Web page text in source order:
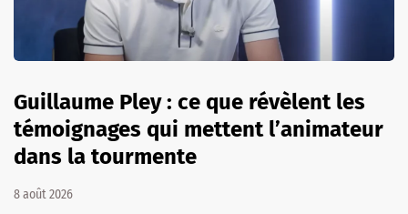
Guillaume Pley : ce que révèlent les
témoignages qui mettent l’animateur
dans la tourmente
8 août 2026